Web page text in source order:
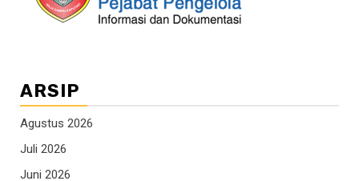
ARSIP
Agustus 2026
Juli 2026
Juni 2026